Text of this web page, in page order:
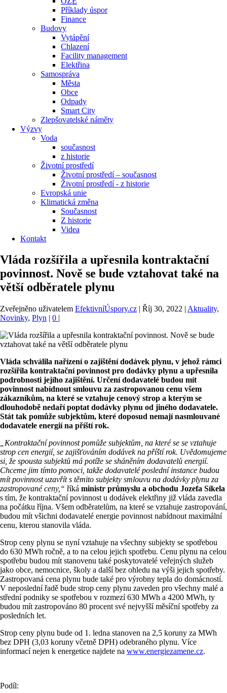
Příklady úspor
Finance
Budovy
Vytápění
Chlazení
Facility management
Elektřina
Samospráva
Města
Obce
Odpady
Smart City
Zlepšovatelské náměty
Výzvy
Voda
současnost
z historie
Životní prostředí
Životní prostředí – současnost
Životní prostředí ​- z historie
Evropská unie
Klimatická změna
Současnost
Z historie
Videa
Kontakt
Vláda rozšířila a upřesnila kontraktační
povinnost. Nově se bude vztahovat také na
větší odběratele plynu
Zveřejněno uživatelem EfektivníÚspory.cz | Říj 30, 2022 | Aktuality,
Novinky, Plyn | 0 |
Vláda schválila nařízení o zajištění dodávek plynu, v jehož rámci
rozšířila kontraktační povinnost pro dodávky plynu a upřesnila
podrobnosti jejího zajištění. Určení dodavatelé budou mít
povinnost nabídnout smlouvu za zastropovanou cenu všem
zákazníkům, na které se vztahuje cenový strop a kterým se
dlouhodobě nedaří poptat dodávky plynu od jiného dodavatele.
Stát tak pomůže subjektům, které doposud nemají nasmlouvané
dodavatele energií na příští rok.
„Kontraktační povinnost pomůže subjektům, na které se se vztahuje
strop cen energií, se zajišťováním dodávek na příští rok. Uvědomujeme
si, že spousta subjektů má potíže se sháněním dodavatelů energií.
Chceme jim tímto pomoci, takže dodavatelé poslední instance budou
mít povinnost uzavřít s těmito subjekty smlouvu na dodávky plynu za
zastropované ceny,“ říká ministr průmyslu a obchodu Jozefa Síkela
s tím, že kontraktační povinnost u dodávek elektřiny již vláda zavedla
na počátku října. Všem odběratelům, na které se vztahuje zastropování,
budou mít všichni dodavatelé energie povinnost nabídnout maximální
cenu, kterou stanovila vláda.
Strop ceny plynu se nyní vztahuje na všechny subjekty se spotřebou
do 630 MWh ročně, a to na celou jejich spotřebu. Cenu plynu na celou
spotřebu budou mít stanovenu také poskytovatelé veřejných služeb
jako obce, nemocnice, školy a další bez ohledu na výši jejich spotřeby.
Zastropovaná cena plynu bude také pro výrobny tepla do domácností.
V neposlední řadě bude strop ceny plynu zaveden pro všechny malé a
střední podniky se spotřebou v rozmezí 630 MWh a 4200 MWh, ty
budou mít zastropováno 80 procent své nejvyšší měsíční spotřeby za
posledních let.
Strop ceny plynu bude od 1. ledna stanoven na 2,5 koruny za MWh
bez DPH (3,03 koruny včetně DPH) odebraného plynu. Více
informací nejen k energetice najdete na www.energiezamene.cz.
Podíl: